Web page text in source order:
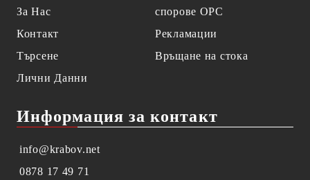
За Нас
Контакт
Търсене
Лични Данни
спорове OPC
Рекламации
Връщане на стока
Информация за контакт
info@krabov.net
0878 17 49 71